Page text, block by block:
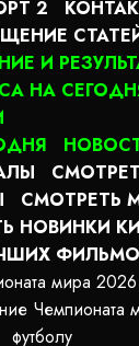
2
И
НА
СМОТРЕТЬ
НОВИНКИ
мира
Чемпионата
футболу